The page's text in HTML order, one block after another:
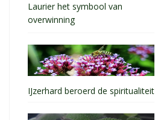
Laurier het symbool van
overwinning
IJzerhard beroerd de spiritualiteit